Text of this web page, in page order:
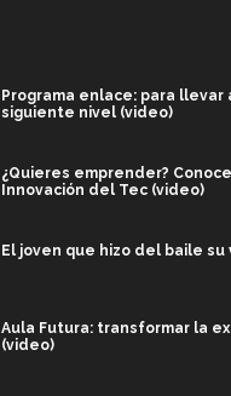
Programa enlace: para llevar
siguiente nivel (video)
¿Quieres emprender?
Innovación del Tec (video)
El joven que hizo del baile su
Aula Futura: transformar la
(video)